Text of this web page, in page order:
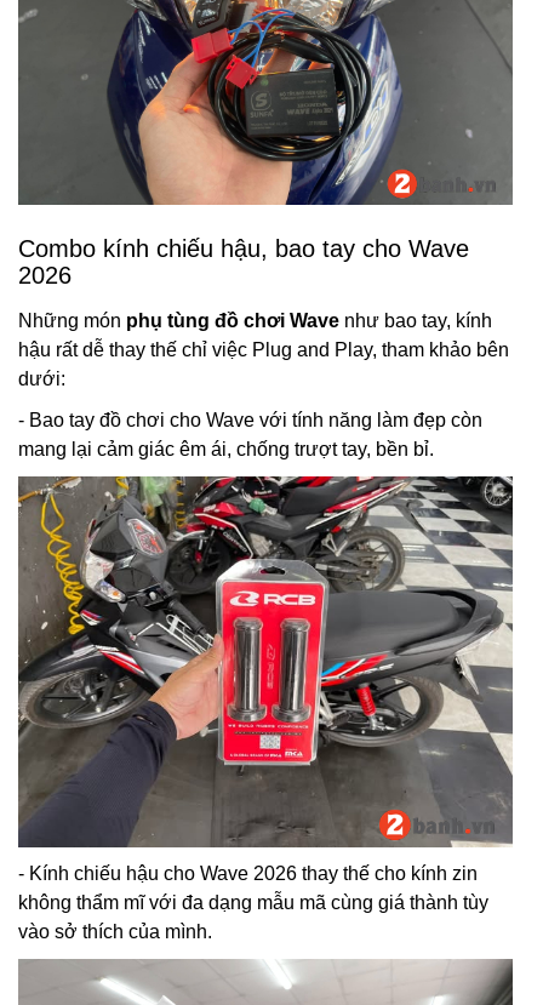
Combo kính chiếu hậu, bao tay cho Wave
2026
Những món phụ tùng đồ chơi Wave như bao tay, kính
hậu rất dễ thay thế chỉ việc Plug and Play, tham khảo bên
dưới:
- Bao tay đồ chơi cho Wave với tính năng làm đẹp còn
mang lại cảm giác êm ái, chống trượt tay, bền bỉ.
- Kính chiếu hậu cho Wave 2026 thay thế cho kính zin
không thẩm mĩ với đa dạng mẫu mã cùng giá thành tùy
vào sở thích của mình.